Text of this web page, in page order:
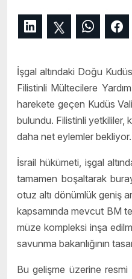
İşgal altındaki Doğu
Filistinli Mültecilere
harekete geçen Kudüs
bulundu. Filistinli yetkililer,
daha net eylemler bekliyor.
İsrail hükümeti, işgal
tamamen boşaltarak
otuz altı dönümlük geniş
kapsamında mevcut BM
müze kompleksi inşa
savunma bakanlığının
Bu gelişme üzerine resmi